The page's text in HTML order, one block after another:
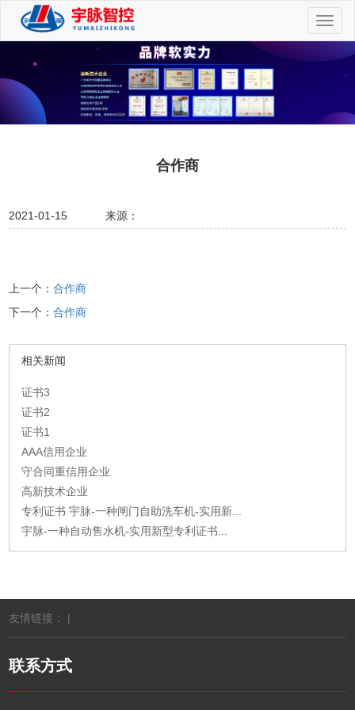
切
换
合作商
2021-01-15 来源：
上一个：合作商
下一个：合作商
相关新闻
证书3
证书2
证书1
AAA信用企业
守合同重信用企业
高新技术企业
专利证书 宇脉-一种闸门自助洗车机-实用新...
宇脉-一种自动售水机-实用新型专利证书...
友情链接： |
联系方式